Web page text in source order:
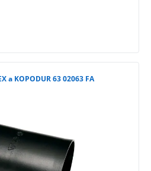
a KOPODUR 63 02063 FA